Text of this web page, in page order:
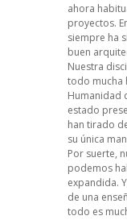
ahora
proyectos.
siempre ha
buen
Nuestra
todo mucha
Humanidad
estado
han tirado
su única
Por suerte,
podemos
expandida.
de una
todo es